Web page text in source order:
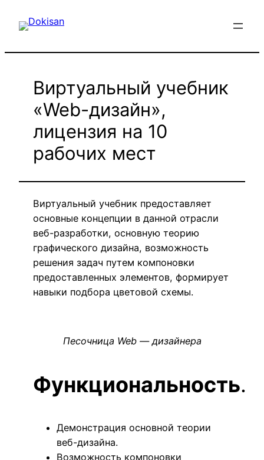
Виртуальный учебник
«Web-дизайн»,
лицензия на 10
рабочих мест
Виртуальный учебник предоставляет
основные концепции в данной отрасли
веб-разработки, основную теорию
графического дизайна, возможность
решения задач путем компоновки
предоставленных элементов, формирует
навыки подбора цветовой схемы.
Песочница Web — дизайнера
Функциональность.
Демонстрация основной теории
веб-дизайна.
Возможность компоновки